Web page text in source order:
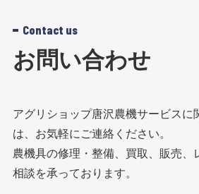
Contact us
お問い合わせ
アグリショップ唐沢農機サービスに
は、お気軽にご連絡ください。
農機具の修理・整備、買取、販売、
相談を承っております。